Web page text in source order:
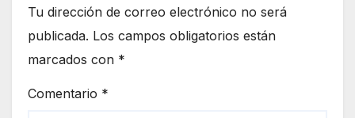
Tu dirección de correo electrónico no será
publicada. Los campos obligatorios están
marcados con *
Comentario *